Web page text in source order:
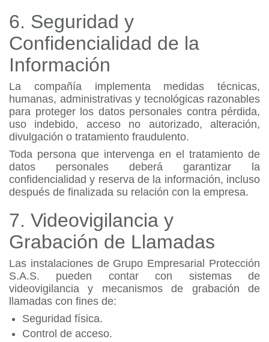
6. Seguridad y
Confidencialidad de la
Información
La compañía implementa medidas técnicas,
humanas, administrativas y tecnológicas razonables
para proteger los datos personales contra pérdida,
uso indebido, acceso no autorizado, alteración,
divulgación o tratamiento fraudulento.
Toda persona que intervenga en el tratamiento de
datos personales deberá garantizar la
confidencialidad y reserva de la información, incluso
después de finalizada su relación con la empresa.
7. Videovigilancia y
Grabación de Llamadas
Las instalaciones de Grupo Empresarial Protección
S.A.S. pueden contar con sistemas de
videovigilancia y mecanismos de grabación de
llamadas con fines de:
Seguridad física.
Control de acceso.